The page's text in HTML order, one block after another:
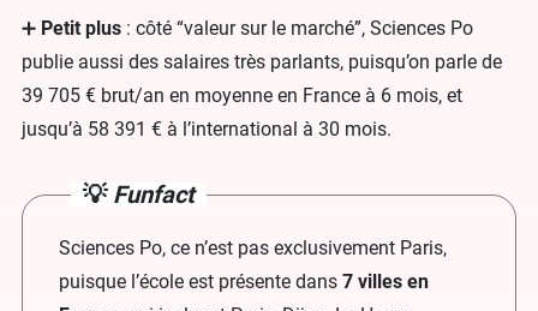
➕ Petit plus : côté “valeur sur le marché”, Sciences Po
publie aussi des salaires très parlants, puisqu’on parle de
39 705 € brut/an en moyenne en France à 6 mois, et
jusqu’à 58 391 € à l’international à 30 mois.
💡 Funfact
Sciences Po, ce n’est pas exclusivement Paris,
puisque l’école est présente dans 7 villes en